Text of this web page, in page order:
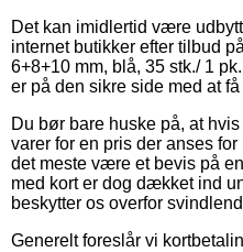
Det kan imidlertid være
internet butikker efter tilbud
6+8+10 mm, blå, 35 stk./ 1
er på den sikre side med at
Du bør bare huske på, at
varer for en pris der anses
det meste være et bevis på
med kort er dog dækket ind
beskytter os overfor
Generelt foreslår vi